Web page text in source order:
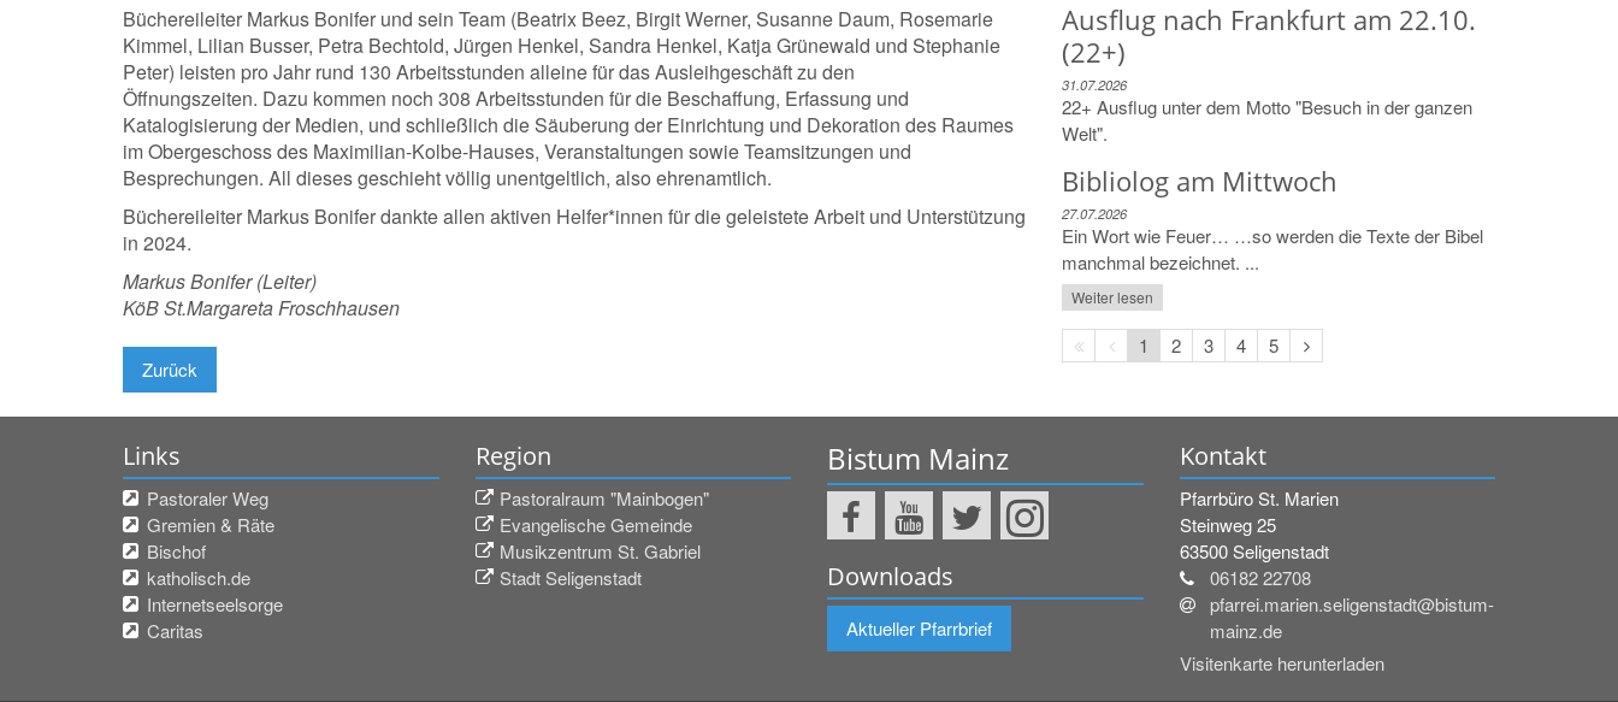
Büchereileiter Markus Bonifer und sein Team (Beatrix Beez, Birgit Werner, Susanne Daum, Rosemarie
Kimmel, Lilian Busser, Petra Bechtold, Jürgen Henkel, Sandra Henkel, Katja Grünewald und Stephanie
Peter) leisten pro Jahr rund 130 Arbeitsstunden alleine für das Ausleihgeschäft zu den
Öffnungszeiten. Dazu kommen noch 308 Arbeitsstunden für die Beschaffung, Erfassung und
Katalogisierung der Medien, und schließlich die Säuberung der Einrichtung und Dekoration des Raumes
im Obergeschoss des Maximilian-Kolbe-Hauses, Veranstaltungen sowie Teamsitzungen und
Besprechungen. All dieses geschieht völlig unentgeltlich, also ehrenamtlich.
Büchereileiter Markus Bonifer dankte allen aktiven Helfer*innen für die geleistete Arbeit und Unterstützung
in 2024.
Markus Bonifer (Leiter)
KöB St.Margareta Froschhausen
Zurück
Ausflug nach Frankfurt am 22.10.
(22+)
31.07.2026
22+ Ausflug unter dem Motto "Besuch in der ganzen
Welt".
Bibliolog am Mittwoch
27.07.2026
Ein Wort wie Feuer… …so werden die Texte der Bibel
manchmal bezeichnet. ...
Weiter lesen
Erste
Seite
Vorherige
Seite
1 2 3 4 5
Nächste
Seite
Links
Pastoraler Weg
Gremien & Räte
Bischof
katholisch.de
Internetseelsorge
Caritas
Region
Pastoralraum "Mainbogen"
Evangelische Gemeinde
Musikzentrum St. Gabriel
Stadt Seligenstadt
Bistum Mainz
Downloads
Aktueller Pfarrbrief
Kontakt
Pfarrbüro St. Marien
Steinweg 25
63500 Seligenstadt
06182 22708
pfarrei.marien.seligenstadt@bistum-
mainz.de
Visitenkarte herunterladen